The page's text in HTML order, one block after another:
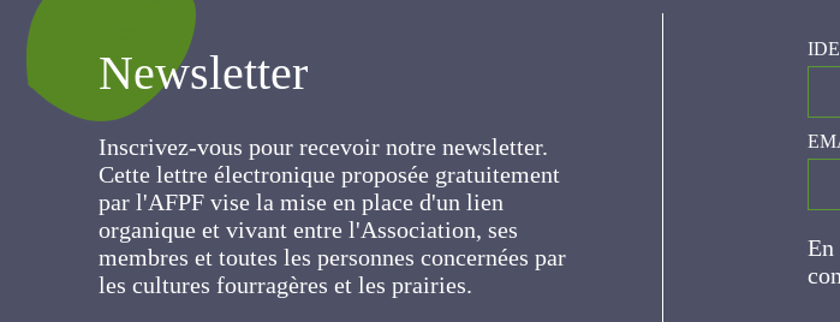
Newsletter
Inscrivez-vous pour recevoir notre newsletter.
Cette lettre électronique proposée
gratuitement par l'AFPF vise la mise en place
d'un lien organique et vivant entre
l'Association, ses membres et toutes les
personnes concernées par les cultures
fourragères et les prairies.
de